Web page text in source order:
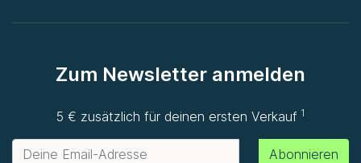
Zum Newsletter anmelden
5 € zusätzlich für deinen ersten Verkauf1
Abonnieren